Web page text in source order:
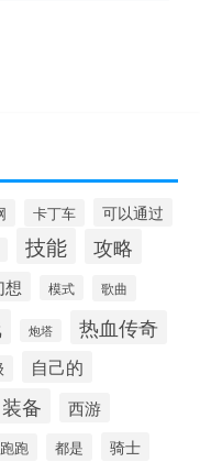
卡丁车 可以通过
技能 攻略
想 模式 歌曲
炮塔 热血传奇
自己的
装备 西游
跑跑 都是 骑士